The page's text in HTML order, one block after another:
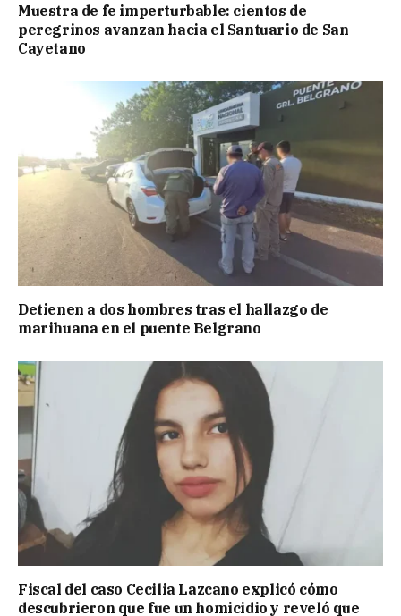
Muestra de fe imperturbable: cientos de
peregrinos avanzan hacia el Santuario de San
Cayetano
Detienen a dos hombres tras el hallazgo de
marihuana en el puente Belgrano
Fiscal del caso Cecilia Lazcano explicó cómo
descubrieron que fue un homicidio y reveló que